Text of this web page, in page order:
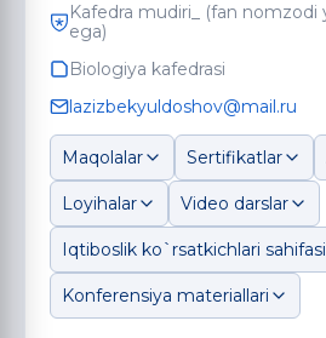
Kafedra mudiri_ (fan
ega)
Biologiya kafedrasi
lazizbekyuldoshov@mail.ru
Maqolalar Sertifikatlar
Loyihalar Video darslar
Iqtiboslik ko`rsatkichlari sahifasi
Konferensiya materiallari